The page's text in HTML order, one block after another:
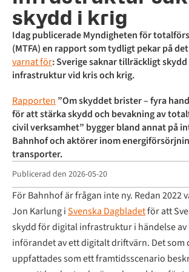
skydd i krig
Idag publicerade Myndigheten för
(MTFA) en rapport som tydligt pekar på
varnat för: Sverige saknar tillräckligt
infrastruktur vid kris och krig.
Rapporten ”Om skyddet brister – fyra
för att stärka skydd och bevakning av
civil verksamhet” bygger bland annat på
Bahnhof och aktörer inom
transporter.
Publicerad den 2026-05-20
För Bahnhof är frågan inte ny. Redan 2022
Jon Karlung iSvenska Dagbladetför att
skydd för digital infrastruktur i händelse
införandet av ett digitalt driftvärn. Det som
uppfattades som ett framtidsscenario